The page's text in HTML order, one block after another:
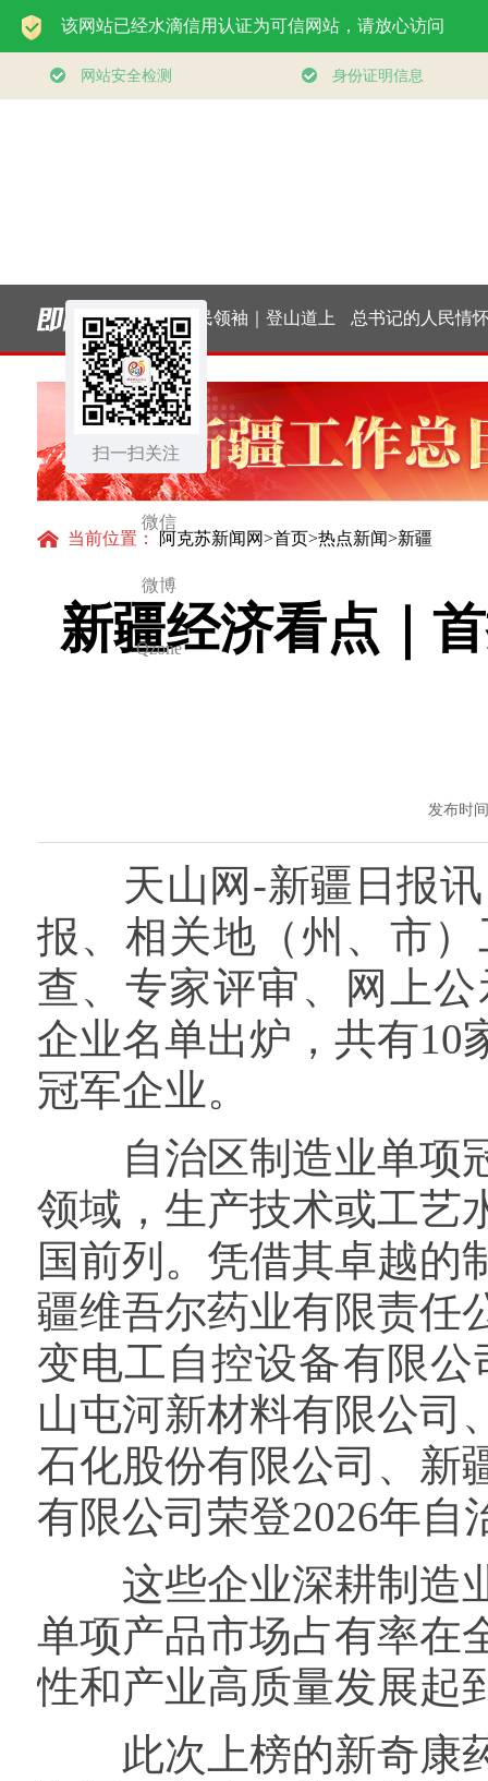
扫一扫关注
微信
微博
Qzone
一见·三个关键词，读
懂中国经济“半年答
卷”
构建更高水平的全民
健身公共服务体系
当前位置： 阿克苏新闻网>首页>热点新闻>新疆
新疆经济看点｜
发布时
天山网-新疆日报讯
报、相关地（州、市
查、专家评审、网上
企业名单出炉，共有10
冠军企业。
自治区制造业单项冠
领域，生产技术或工艺
国前列。凭借其卓越的
疆维吾尔药业有限责任
变电工自控设备有限
山屯河新材料有限公司
石化股份有限公司、新
有限公司荣登2026年自
这些企业深耕制造业
单项产品市场占有率在
性和产业高质量发展起
此次上榜的新奇康药